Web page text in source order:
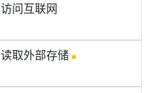
访问互联网
读取外部存储